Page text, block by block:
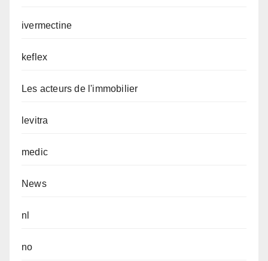
ivermectine
keflex
Les acteurs de l'immobilier
levitra
medic
News
nl
no